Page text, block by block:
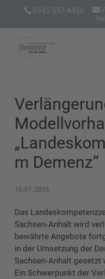
0345 557 4450
m Demenz“
10.01.2026
Das
Sachsen‑Anhalt wird
bewährte Angebote
in der Umsetzung der
Sachsen‑Anhalt gesetzt
Ein Schwerpunkt der